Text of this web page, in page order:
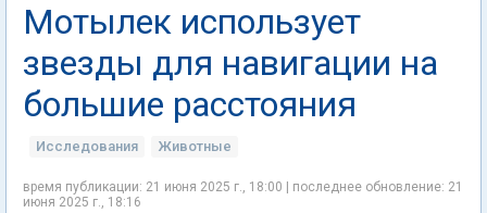
Мотылек использует
звезды для навигации на
большие расстояния
Исследования Животные
время публикации: 21 июня 2025 г., 18:00 | последнее обновление: 21
июня 2025 г., 18:16